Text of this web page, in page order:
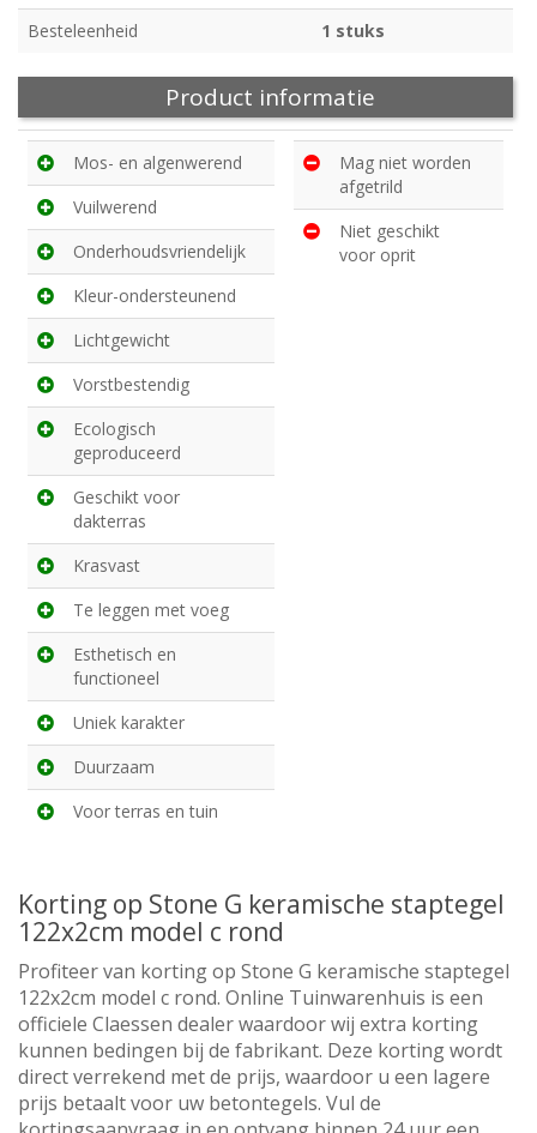
Besteleenheid
1 stuks
Product informatie
Mos- en algenwerend
Vuilwerend
Onderhoudsvriendelijk
Kleur-ondersteunend
Lichtgewicht
Vorstbestendig
Ecologisch
geproduceerd
Geschikt voor
dakterras
Krasvast
Te leggen met voeg
Esthetisch en
functioneel
Uniek karakter
Duurzaam
Voor terras en tuin
Mag niet worden
afgetrild
Niet geschikt
voor oprit
Korting op Stone G keramische staptegel
122x2cm model c rond
Profiteer van korting op Stone G keramische staptegel
122x2cm model c rond. Online Tuinwarenhuis is een
officiele Claessen dealer waardoor wij extra korting
kunnen bedingen bij de fabrikant. Deze korting wordt
direct verrekend met de prijs, waardoor u een lagere
prijs betaalt voor uw betontegels. Vul de